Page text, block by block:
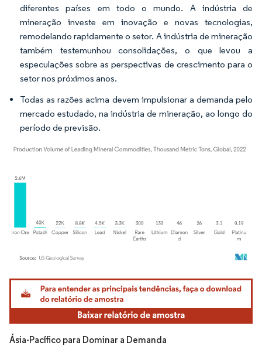
diferentes países em todo o mundo. A indústria de
mineração investe em inovação e novas tecnologias,
remodelando rapidamente o setor. A indústria de mineração
também testemunhou consolidações, o que levou a
especulações sobre as perspectivas de crescimento para o
setor nos próximos anos.
Todas as razões acima devem impulsionar a demanda pelo
mercado estudado, na indústria de mineração, ao longo do
período de previsão.
Imagem © Mordor Intelligence. O reuso requer atribuição conforme CC BY 4.0.
Ásia-Pacífico para Dominar a Demanda